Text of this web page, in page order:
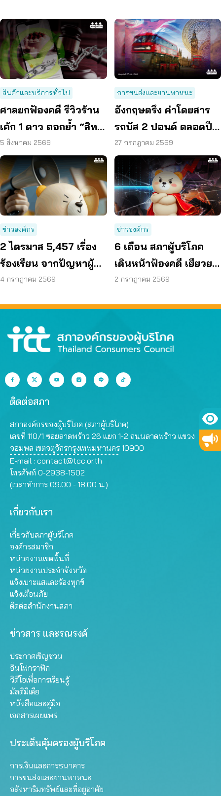
สินค้าและบริการทั่วไป
ศาลยกฟ้องคดี รีวิวร้าน
เค้ก 1 ดาว ตอกย้ำ “สิทธิ
ผู้บริโภค” แสดงความคิด
เห็นโดยสุจริต
5 สิงหาคม 2569
การขนส่งและยานพาหนะ
อังกฤษตรึง ค่าโดยสาร
รถบัส 2 ปอนด์ ตลอดปี
70 ลดค่าครองชีพ
27 กรกฎาคม 2569
ข่าวองค์กร
2 ไตรมาส 5,457 เรื่อง
ร้องเรียน จากปัญหาผู้
บริโภค สู่การดันนโยบาย
4 กรกฎาคม 2569
ข่าวองค์กร
6 เดือน สภาผู้บริโภค
เดินหน้าฟ้องคดี เยียวยา
ได้กว่า 44 ล้านบาท
2 กรกฎาคม 2569
ติดต่อสภา
สภาองค์กรของผู้บริโภค (สภาผู้บริโภค)
เลขที่ 110/1 ซอยลาดพร้าว 26 แยก 1-2 ถนนลาดพร้าว แขวง
จอมพล เขตจตุจักรกรุงเทพมหานคร 10900
E-mail : contact@tcc.or.th
โทรศัพท์ 0-2938-1502
(เวลาทำการ 09.00 - 18.00 น.)
เกี่ยวกับเรา
เกี่ยวกับสภาผู้บริโภค
องค์กรสมาชิก
หน่วยงานเขตพื้นที่
หน่วยงานประจำจังหวัด
แจ้งเบาะแสและร้องทุกข์
แจ้งเตือนภัย
ติดต่อสำนักงานสภา
ข่าวสาร และรณรงค์
ประกาศเชิญชวน
อินโฟกราฟิก
วิดีโอเพื่อการเรียนรู้
มัลติมีเดีย
หนังสือและคู่มือ
เอกสารเผยแพร่
ประเด็นคุ้มครองผู้บริโภค
การเงินและการธนาคาร
การขนส่งและยานพาหนะ
อสังหาริมทรัพย์และที่อยู่อาศัย